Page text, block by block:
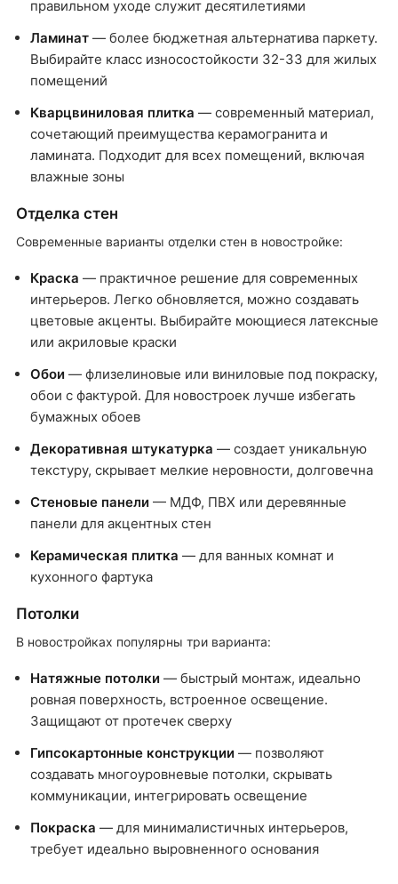
правильном уходе служит десятилетиями
Ламинат — более бюджетная альтернатива паркету.
Выбирайте класс износостойкости 32-33 для жилых
помещений
Кварцвиниловая плитка — современный материал,
сочетающий преимущества керамогранита и
ламината. Подходит для всех помещений, включая
влажные зоны
Отделка стен
Современные варианты отделки стен в новостройке:
Краска — практичное решение для современных
интерьеров. Легко обновляется, можно создавать
цветовые акценты. Выбирайте моющиеся латексные
или акриловые краски
Обои — флизелиновые или виниловые под покраску,
обои с фактурой. Для новостроек лучше избегать
бумажных обоев
Декоративная штукатурка — создает уникальную
текстуру, скрывает мелкие неровности, долговечна
Стеновые панели — МДФ, ПВХ или деревянные
панели для акцентных стен
Керамическая плитка — для ванных комнат и
кухонного фартука
Потолки
В новостройках популярны три варианта:
Натяжные потолки — быстрый монтаж, идеально
ровная поверхность, встроенное освещение.
Защищают от протечек сверху
Гипсокартонные конструкции — позволяют
создавать многоуровневые потолки, скрывать
коммуникации, интегрировать освещение
Покраска — для минималистичных интерьеров,
требует идеально выровненного основания